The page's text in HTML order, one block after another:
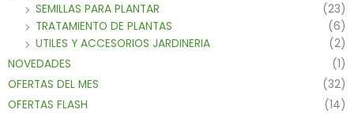
SEMILLAS PARA PLANTAR
(23)
TRATAMIENTO DE PLANTAS
(6)
UTILES Y ACCESORIOS JARDINERIA
(2)
NOVEDADES
(1)
OFERTAS DEL MES
(32)
OFERTAS FLASH
(14)